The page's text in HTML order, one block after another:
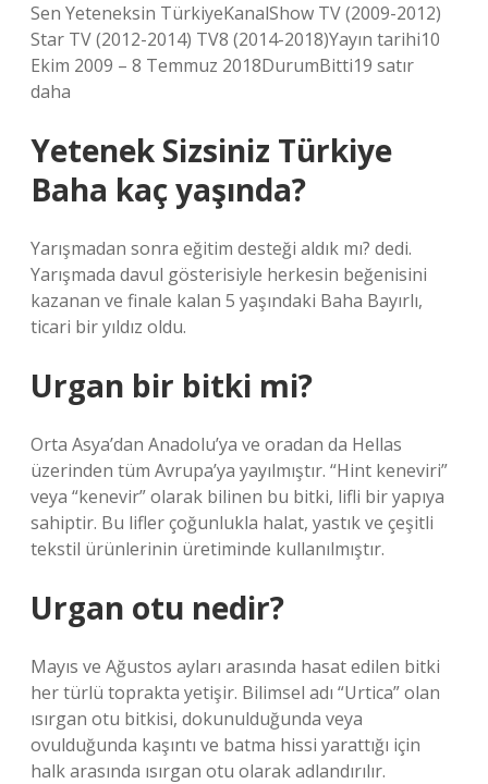
Sen Yeteneksin TürkiyeKanalShow TV (2009-2012)
Star TV (2012-2014) TV8 (2014-2018)Yayın tarihi10
Ekim 2009 – 8 Temmuz 2018DurumBitti19 satır
daha
Yetenek Sizsiniz Türkiye
Baha kaç yaşında?
Yarışmadan sonra eğitim desteği aldık mı? dedi.
Yarışmada davul gösterisiyle herkesin beğenisini
kazanan ve finale kalan 5 yaşındaki Baha Bayırlı,
ticari bir yıldız oldu.
Urgan bir bitki mi?
Orta Asya’dan Anadolu’ya ve oradan da Hellas
üzerinden tüm Avrupa’ya yayılmıştır. “Hint keneviri”
veya “kenevir” olarak bilinen bu bitki, lifli bir yapıya
sahiptir. Bu lifler çoğunlukla halat, yastık ve çeşitli
tekstil ürünlerinin üretiminde kullanılmıştır.
Urgan otu nedir?
Mayıs ve Ağustos ayları arasında hasat edilen bitki
her türlü toprakta yetişir. Bilimsel adı “Urtica” olan
ısırgan otu bitkisi, dokunulduğunda veya
ovulduğunda kaşıntı ve batma hissi yarattığı için
halk arasında ısırgan otu olarak adlandırılır.